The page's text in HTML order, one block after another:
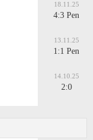
18.11.25
4:3 Pen
13.11.25
1:1 Pen
14.10.25
2:0